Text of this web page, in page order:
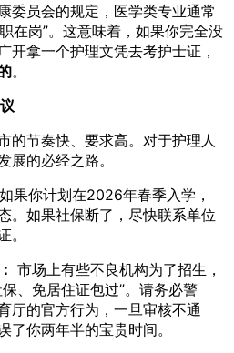
委员会的规定，医学类专业通常
在岗”。这意味着，如果你完全没
开拿一个护理文凭去考护士证，
。
的节奏快、要求高。对于护理人
展的必经之路。
如果你计划在2026年春季入学，
。如果社保断了，尽快联系单位
。
市场上有些不良机构为了招生，
、免居住证包过”。请务必警
厅的官方行为，一旦审核不通
了你两年半的宝贵时间。